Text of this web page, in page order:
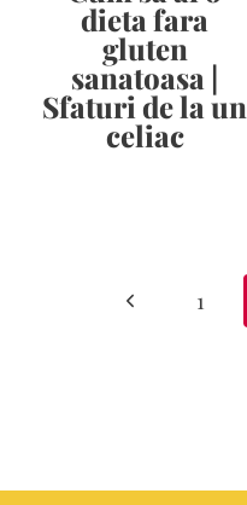
dieta fara
gluten
sanatoasa |
Sfaturi de la un
celiac
navigation
Previous1